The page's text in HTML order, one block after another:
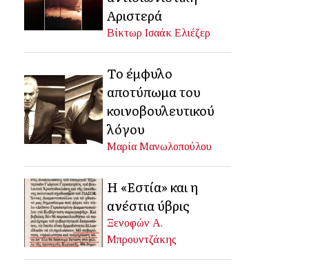
Αριστερά
Βίκτωρ Ισαάκ Ελιέζερ
Το έμφυλο
αποτύπωμα του
κοινοβουλευτικού
λόγου
Μαρία Μανωλοπούλου
Η «Εστία» και η
ανέστια ύβρις
Ξενοφών Α.
Μπρουντζάκης